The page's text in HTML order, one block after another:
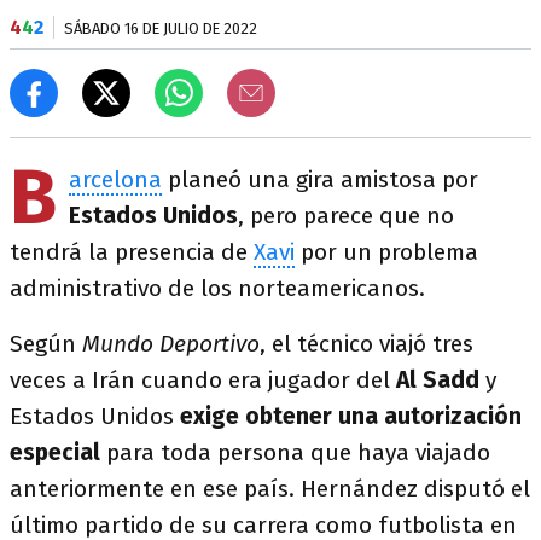
442 SÁBADO 16 DE JULIO DE 2022
B arcelona planeó una gira amistosa por
Estados Unidos, pero parece que no
tendrá la presencia de Xavi por un problema
administrativo de los norteamericanos.
Según Mundo Deportivo, el técnico viajó tres
veces a Irán cuando era jugador delAl Sadd y
Estados Unidos exige obtener una autorización
especial para toda persona que haya viajado
anteriormente en ese país. Hernández disputó el
último partido de su carrera como futbolista en